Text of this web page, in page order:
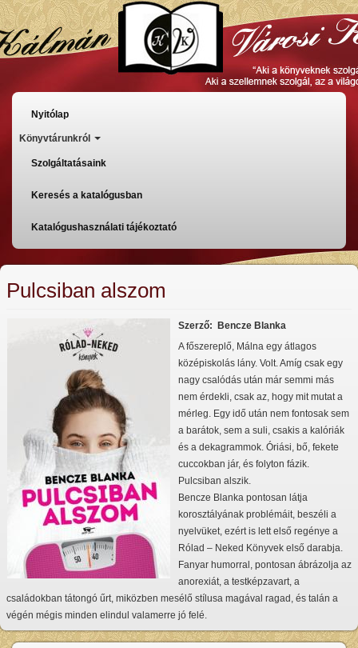
Ugrás
a
tartalomra
Főmenü
Nyitólap
Könyvtárunkról
Szolgáltatásaink
Keresés a katalógusban
Katalógushasználati tájékoztató
Pulcsiban alszom
Szerző
Bencze Blanka
A főszereplő, Málna egy átlagos
középiskolás lány. Volt. Amíg csak egy
nagy csalódás után már semmi más
nem érdekli, csak az, hogy mit mutat a
mérleg. Egy idő után nem fontosak sem
a barátok, sem a suli, csakis a kalóriák
és a dekagrammok. Óriási, bő, fekete
cuccokban jár, és folyton fázik.
Pulcsiban alszik.
Bencze Blanka pontosan látja
korosztályának problémáit, beszéli a
nyelvüket, ezért is lett első regénye a
Rólad – Neked Könyvek első darabja.
Fanyar humorral, pontosan ábrázolja az
anorexiát, a testképzavart, a
családokban tátongó űrt, miközben mesélő stílusa magával ragad, és talán a
végén mégis minden elindul valamerre jó felé.